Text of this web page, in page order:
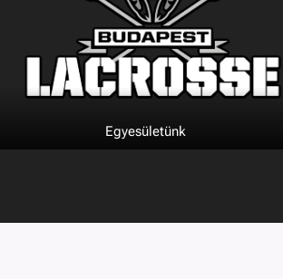
Egyesületünk